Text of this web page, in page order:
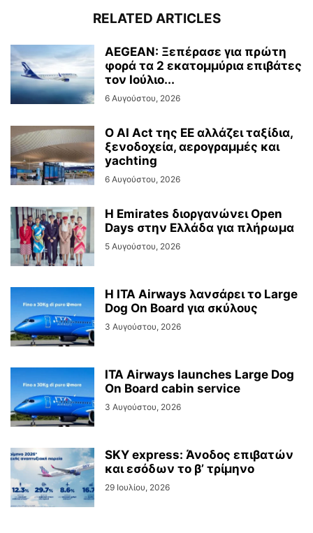
RELATED ARTICLES
AEGEAN: Ξεπέρασε για πρώτη
φορά τα 2 εκατομμύρια επιβάτες
τον Ιούλιο...
6 Αυγούστου, 2026
Ο AI Act της ΕΕ αλλάζει ταξίδια,
ξενοδοχεία, αερογραμμές και
yachting
6 Αυγούστου, 2026
Η Emirates διοργανώνει Open
Days στην Ελλάδα για πλήρωμα
5 Αυγούστου, 2026
Η ITA Airways λανσάρει το Large
Dog On Board για σκύλους
3 Αυγούστου, 2026
ITA Airways launches Large Dog
On Board cabin service
3 Αυγούστου, 2026
SKY express: Άνοδος επιβατών
και εσόδων το β’ τρίμηνο
29 Ιουλίου, 2026